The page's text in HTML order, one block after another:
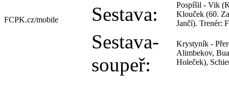
FCPK.cz/mobile Sestava:
Pospíšil - Vik
Klouček (60.
Jančí). Trenér:
Sestava-
soupeř:
Krystyník -
Alimbekov,
Holeček),